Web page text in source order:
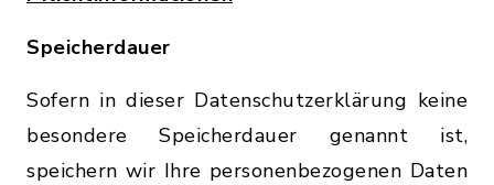
Speicherdauer
Sofern in dieser Datenschutzerklärung keine
besondere Speicherdauer genannt ist,
speichern wir Ihre personenbezogenen Daten